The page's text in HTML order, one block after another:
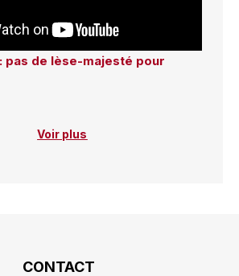
pas de lèse-majesté pour
Voir plus
CONTACT